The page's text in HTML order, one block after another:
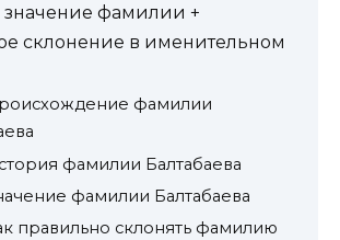
значение фамилии +
склонение в именительном
фамилии
фамилии Балтабаева
фамилии Балтабаева
правильно склонять фамилию